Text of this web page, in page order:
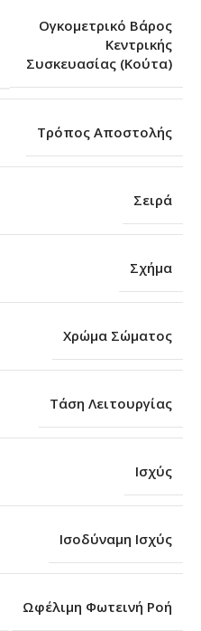
Ογκομετρικό Βάρος
Κεντρικής
Συσκευασίας (Κούτα)
Τρόπος Αποστολής
Σειρά
Σχήμα
Χρώμα Σώματος
Τάση Λειτουργίας
Ισχύς
Ισοδύναμη Ισχύς
Ωφέλιμη Φωτεινή Ροή